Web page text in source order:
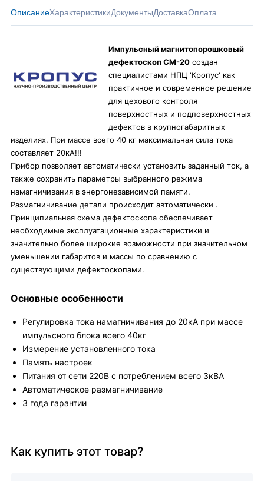
ОписаниеХарактеристикиДокументыДоставкаОплата
Импульсный магнитопорошковый
дефектоскоп СМ-20 создан
специалистами НПЦ 'Кропус' как
практичное и современное решение
для цехового контроля
поверхностных и подповерхностных
дефектов в крупногабаритных
изделиях. При массе всего 40 кг максимальная сила тока
составляет 20кА!!!
Прибор позволяет автоматически установить заданный ток, а
также сохранить параметры выбранного режима
намагничивания в энергонезависимой памяти.
Размагничивание детали происходит автоматически .
Принципиальная схема дефектоскопа обеспечивает
необходимые эксплуатационные характеристики и
значительно более широкие возможности при значительном
уменьшении габаритов и массы по сравнению с
существующими дефектоскопами.
Основные особенности
Регулировка тока намагничивания до 20кА при массе
импульсного блока всего 40кг
Измерение установленного тока
Память настроек
Питания от сети 220В с потреблением всего 3кВА
Автоматическое размагничивание
3 года гарантии
Как купить этот товар?